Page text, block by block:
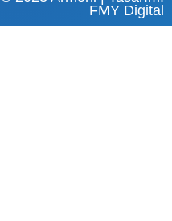
FMY Digital